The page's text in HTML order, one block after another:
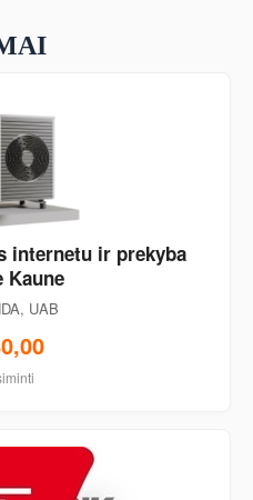
internetu ir prekyba
Kaune
UAB